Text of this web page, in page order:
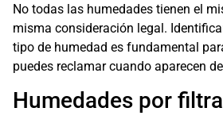
No todas las humedades tienen el
misma consideración legal.
tipo de humedad es fundamental
puedes reclamar cuando aparecen
Humedades por